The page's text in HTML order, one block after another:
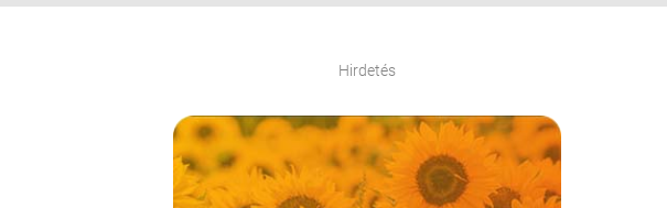
Hirdetés